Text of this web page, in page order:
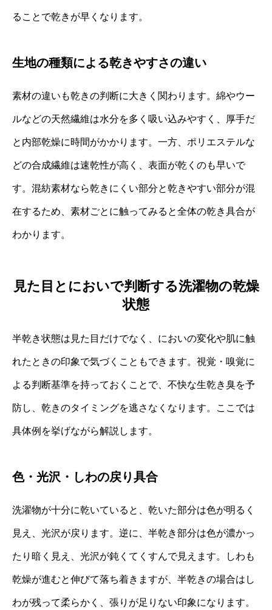
ることで乾きが早くなります。
生地の種類による乾きやすさの違い
素材の違いも乾きの判断に大きく関わります。綿やウー
ルなどの天然繊維は水分を多く吸い込みやすく、厚手だ
と内部乾燥に時間がかかります。一方、ポリエステルな
どの合成繊維は速乾性が高く、表面が乾くのも早いで
す。混紡素材なら乾きにくい部分と乾きやすい部分が混
在するため、素材ごとに触ってみると全体の乾き具合が
わかります。
見た目とにおいで判断する洗濯物の乾燥
状態
半乾き状態は見た目だけでなく、においの変化や肌に触
れたときの印象で気づくこともできます。視覚・嗅覚に
よる判断基準を持っておくことで、不快な生乾き臭を予
防し、乾きのタイミングを逃さなくなります。ここでは
具体例を挙げながら解説します。
色・光沢・しわの戻り具合
洗濯物が十分に乾いていると、乾いた部分は色が明るく
見え、光沢が戻ります。逆に、半乾き部分は色が濃かっ
たり暗く見え、光沢が鈍くてくすんで見えます。しわも
乾燥が進むと伸びて落ち着きますが、半乾きの場合はし
わが残って柔らかく、張りが足りない印象になります。